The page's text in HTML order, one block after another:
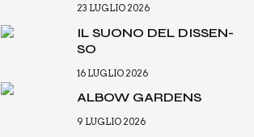
23 LUGLIO 2026
IL SUO­NO DEL DIS­SEN­
SO
16 LUGLIO 2026
ALBOW GAR­DENS
9 LUGLIO 2026